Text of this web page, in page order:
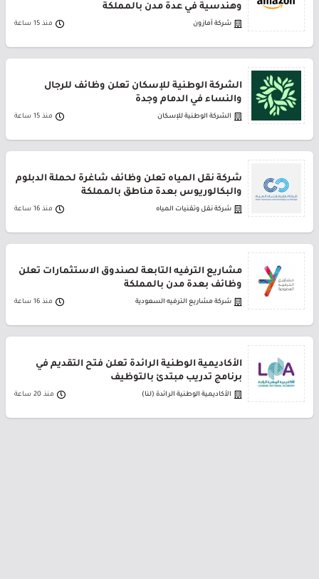
وهندسية في عدة مدن بالمملكة
شركة أمازون منذ 15 ساعة
الشركة الوطنية للإسكان تعلن وظائف للرجال
والنساء في الدمام وجدة
الشركة الوطنية للإسكان منذ 15 ساعة
شركة نقل المياه تعلن وظائف شاغرة لحملة الدبلوم
والبكالوريوس بعدة مناطق بالمملكة
شركة نقل وتقنيات المياه منذ 16 ساعة
مشاريع الترفيه التابعة لصندوق الاستثمارات تعلن
وظائف بعدة مدن بالمملكة
شركة مشاريع الترفيه السعودية منذ 16 ساعة
الأكاديمية الوطنية الرائدة تعلن فتح التقديم في
برنامج تدريب مبتدئ بالتوظيف
الأكاديمية الوطنية الرائدة (لنا) منذ 20 ساعة